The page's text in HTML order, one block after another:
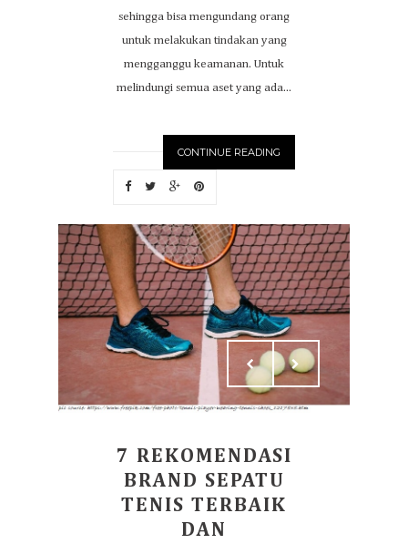
sehingga bisa mengundang orang
untuk melakukan tindakan yang
mengganggu keamanan. Untuk
melindungi semua aset yang ada...
CONTINUE READING
7 REKOMENDASI
BRAND SEPATU
TENIS TERBAIK
DAN